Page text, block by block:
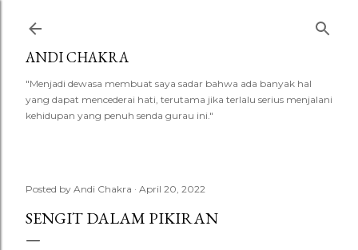
ANDI CHAKRA
"Menjadi dewasa membuat saya sadar bahwa ada banyak hal
yang dapat mencederai hati, terutama jika terlalu serius menjalani
kehidupan yang penuh senda gurau ini."
Posted by Andi Chakra April 20, 2022
SENGIT DALAM PIKIRAN